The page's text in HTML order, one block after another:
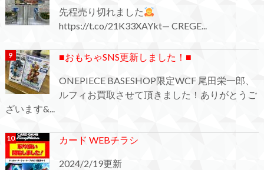
先程売り切れました
https://t.co/21K33XAYkt— CREGE...
■おもちゃSNS更新しました！■
ONEPIECE BASESHOP限定WCF 尾田栄一郎、
ルフィお買取させて頂きました！ありがとうご
ざいます&...
カード WEBチラシ
2024/2/19更新